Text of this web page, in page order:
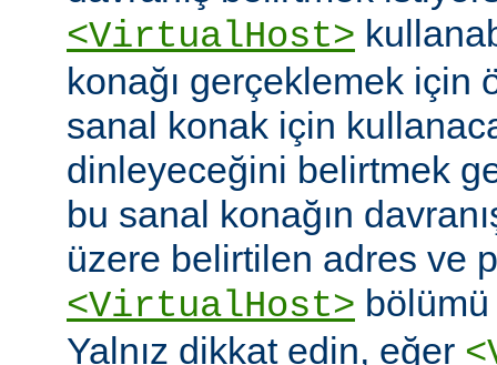
<VirtualHost>
konağı gerçeklemek için
sanal konak için
dinleyeceğini belirtmek
bu sanal konağın
üzere belirtilen adres ve
<VirtualHost> bölümü
Yalnız dikkat edin, eğer